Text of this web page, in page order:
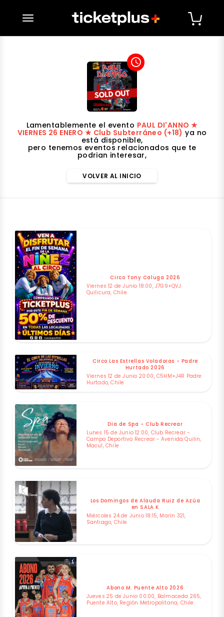
desplegar navegación
access_time
Lamentablemente el evento PAUL DI'ANNO ★
VIERNES 26 ENERO ★ Club Subterráneo (+18) ya no
está disponible,
pero tenemos eventos relacionados que te
podrian interesar,
VOLVER AL INICIO
Circo Tony Caluga 2026
Viernes 12 de Junio 18:00, J7G9+QVJ
Quilicura, Chile
Circo Las Estrellas Voladoras - Padre
Hurtado 2026
Viernes 12 de Junio 20:00, C5HM+J4R Padre
Hurtado, Chile
Dia de Spa - Club Recrear
Lunes 15 de Junio 12:00, Club Recrear -
Campo Deportivo Recrear - Avenida Quilin,
Macul, Chile
Los Domingos de Alauda Ruiz de Azúa
en SALA K
Miércoles 24 de Junio 18:15, Marín 321,
Santiago, Chile
Abono M. Puente Alto 2026
Jueves 25 de Junio 00:00, Balmaceda 265,
Puente Alto, Región Metropolitana, Chile